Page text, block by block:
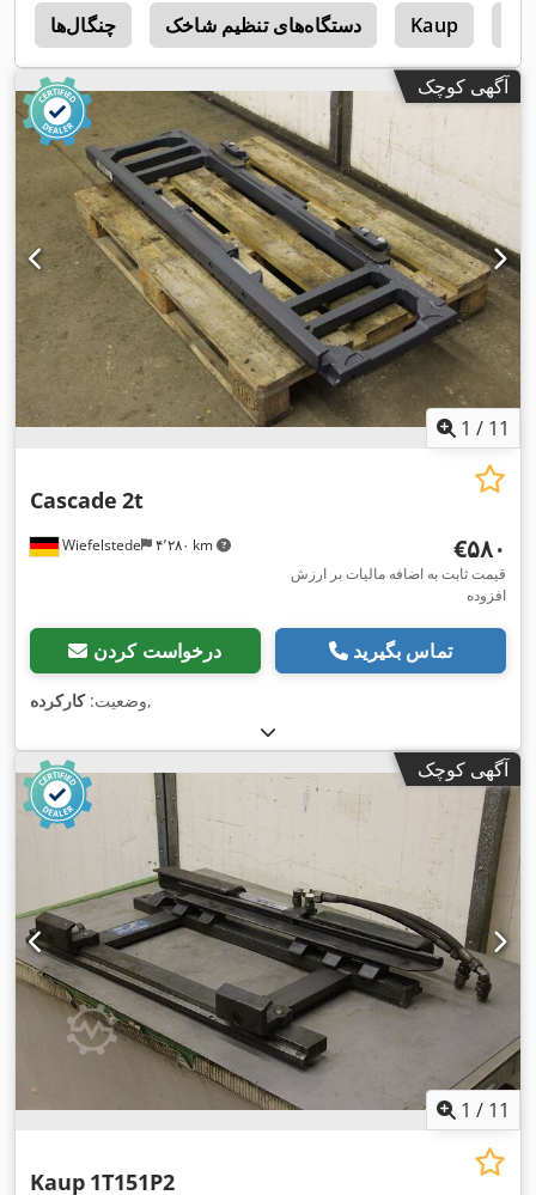
چنگال‌ها دستگاه‌های تنظیم شاخک Kaup
آگهی کوچک
1 / 11
Wiefelstede ۴٬۲۸۰ km
Cascade 2t
‎€۵۸۰
قیمت ثابت به اضافه مالیات بر ارزش
افزوده
درخواست کردن تماس بگیرید
وضعیت:کارکرده ,
آگهی کوچک
1 / 11
Kaup 1T151P2